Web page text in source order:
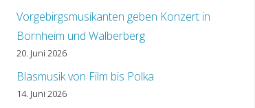
Vorgebirgsmusikanten geben Konzert in
Bornheim und Walberberg
20. Juni 2026
Blasmusik von Film bis Polka
14. Juni 2026